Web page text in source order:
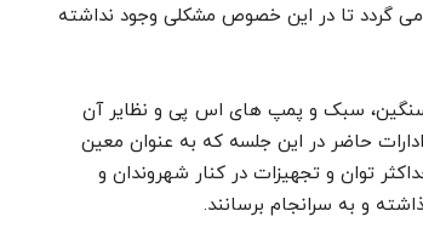
گردد تا در این خصوص مشکلی وجود نداشته
سبک و پمپ های اس پی و نظایر آن
ادارات حاضر در این جلسه که به عنوان معین
توان و تجهیزات در کنار شهروندان و
و به سرانجام برسانند.